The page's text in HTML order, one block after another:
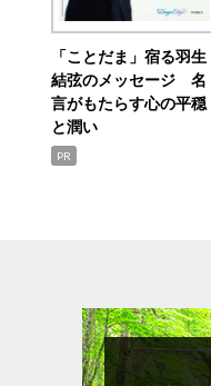
「ことだま」宿る羽生
結弦のメッセージ 名
言がもたらす心の平穏
と潤い
PR